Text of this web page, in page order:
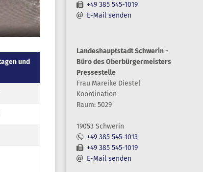
und
+49 385 545-1019
E-Mail senden
Landeshauptstadt Schwerin -
Büro des Oberbürgermeisters
Pressestelle
Frau Mareike Diestel
Koordination
Raum: 5029
19053 Schwerin
+49 385 545-1013
+49 385 545-1019
E-Mail senden